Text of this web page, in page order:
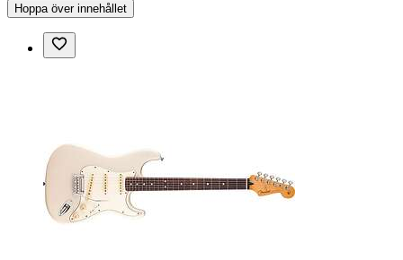
Hoppa över innehållet